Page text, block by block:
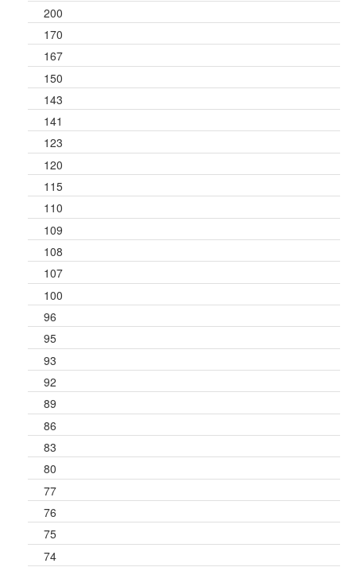
200
170
167
150
143
141
123
120
115
110
109
108
107
100
96
95
93
92
89
86
83
80
77
76
75
74